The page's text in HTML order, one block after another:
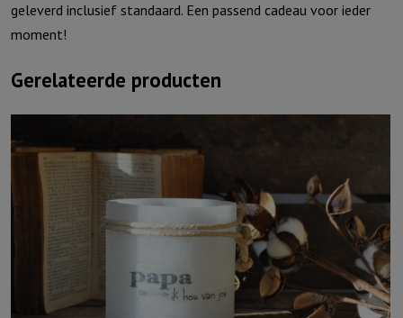
geleverd inclusief standaard. Een passend cadeau voor ieder
moment!
Gerelateerde producten